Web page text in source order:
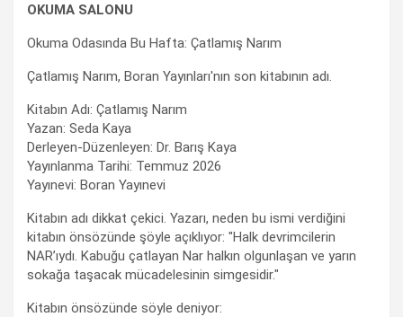
OKUMA SALONU
Okuma Odasında Bu Hafta: Çatlamış Narım
Çatlamış Narım, Boran Yayınları'nın son kitabının adı.
Kitabın Adı: Çatlamış Narım
Yazan: Seda Kaya
Derleyen-Düzenleyen: Dr. Barış Kaya
Yayınlanma Tarihi: Temmuz 2026
Yayınevi: Boran Yayınevi
Kitabın adı dikkat çekici. Yazarı, neden bu ismi verdiğini
kitabın önsözünde şöyle açıklıyor: "Halk devrimcilerin
NAR’ıydı. Kabuğu çatlayan Nar halkın olgunlaşan ve yarın
sokağa taşacak mücadelesinin simgesidir."
Kitabın önsözünde söyle deniyor: